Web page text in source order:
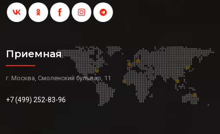
Приемная
г. Москва, Смоленский бульвар, 11
+7 (499) 252-83-96